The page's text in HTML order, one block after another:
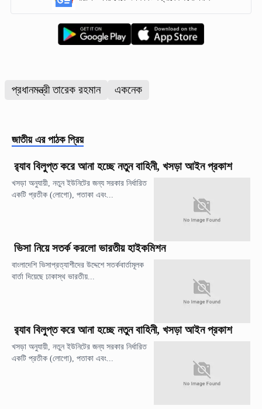
প্রধানমন্ত্রী তারেক রহমান একনেক
জাতীয় এর পাঠক প্রিয়
র‍্যাব বিলুপ্ত করে আনা হচ্ছে নতুন বাহিনী, খসড়া আইন প্রকাশ
খসড়া অনুযায়ী, নতুন ইউনিটের জন্য সরকার নির্ধারিত
একটি প্রতীক (লোগো), পতাকা এবং...
ভিসা নিয়ে সতর্ক করলো ভারতীয় হাইকমিশন
বাংলাদেশি ভিসাপ্রত্যাশীদের উদ্দেশে সতর্কবার্তামূলক
বার্তা দিয়েছে ঢাকাস্থ ভারতীয়...
র‍্যাব বিলুপ্ত করে আনা হচ্ছে নতুন বাহিনী, খসড়া আইন প্রকাশ
খসড়া অনুযায়ী, নতুন ইউনিটের জন্য সরকার নির্ধারিত
একটি প্রতীক (লোগো), পতাকা এবং...